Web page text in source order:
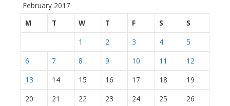
February 2017
M
T W T F S S
1 2 3 4
5
6
7 8 9 10 11
12
13
14 15 16 17 18
19
20
21 22 23 24 25
26